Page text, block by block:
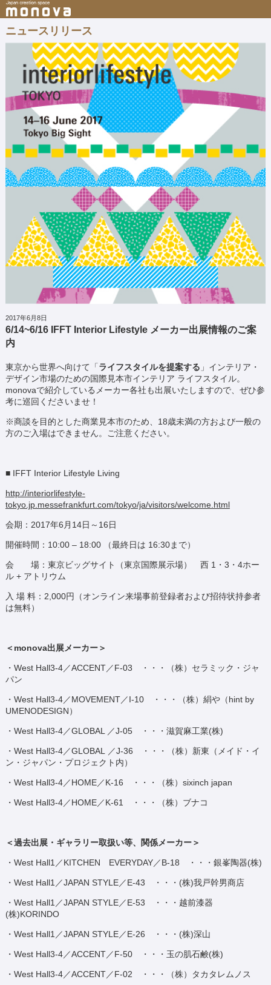
ニュースリリース
2017年6月8日
6/14~6/16 IFFT Interior Lifestyle メーカー出展情報のご案
内
東京から世界へ向けて「ライフスタイルを提案する 」インテリア・
デザイン市場のための国際見本市インテリア ライフスタイル。
monovaで紹介しているメーカー各社も出展いたしますので、ぜひ参
考に巡回くださいませ！
※商談を目的とした商業見本市のため、18歳未満の方および一般の
方のご入場はできません。ご注意ください。
■ IFFT Interior Lifestyle Living
http://interiorlifestyle-
tokyo.jp.messefrankfurt.com/tokyo/ja/visitors/welcome.html
会期：2017年6月14日～16日
開催時間：10:00 – 18:00 （最終日は 16:30まで）
会 場：東京ビッグサイト（東京国際展示場） 西 1・3・4ホー
ル + アトリウム
入 場 料：2,000円（オンライン来場事前登録者および招待状持参者
は無料）
＜monova出展メーカー＞
・West Hall3-4／ACCENT／F-03 ・・・（株）セラミック・ジャ
パン
・West Hall3-4／MOVEMENT／I-10 ・・・（株）絹や（hint by
UMENODESIGN）
・West Hall3-4／GLOBAL ／J-05 ・・・滋賀麻工業(株)
・West Hall3-4／GLOBAL ／J-36 ・・・（株）新東（メイド・イ
ン・ジャパン・プロジェクト内）
・West Hall3-4／HOME／K-16 ・・・（株）sixinch japan
・West Hall3-4／HOME／K-61 ・・・（株）ブナコ
＜過去出展・ギャラリー取扱い等、関係メーカー＞
・West Hall1／KITCHEN EVERYDAY／B-18 ・・・銀峯陶器(株)
・West Hall1／JAPAN STYLE／E-43 ・・・(株)我戸幹男商店
・West Hall1／JAPAN STYLE／E-53 ・・・越前漆器
(株)KORINDO
・West Hall1／JAPAN STYLE／E-26 ・・・(株)深山
・West Hall3-4／ACCENT／F-50 ・・・玉の肌石鹸(株)
・West Hall3-4／ACCENT／F-02 ・・・（株）タカタレムノス